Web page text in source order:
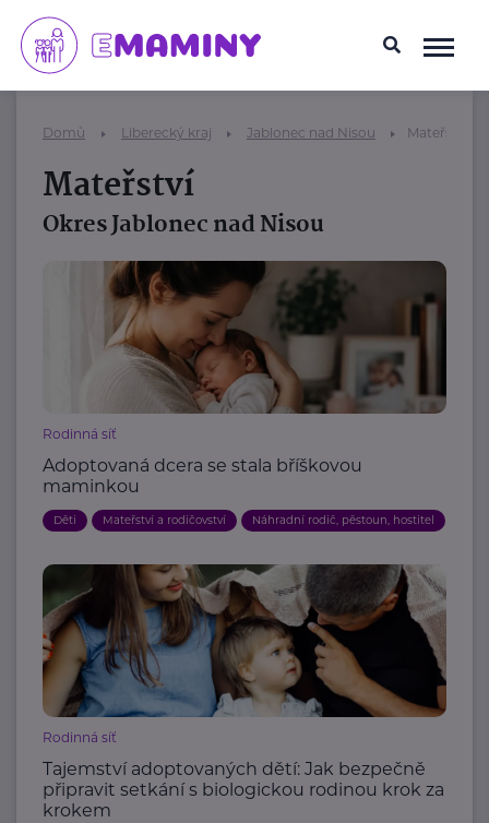
Domů Liberecký kraj Jablonec nad Nisou Mateřství
Mateřství
Okres Jablonec nad Nisou
Rodinná síť
Adoptovaná dcera se stala bříškovou
maminkou
Děti Mateřství a rodičovství Náhradní rodič, pěstoun, hostitel
Rodinná síť
Tajemství adoptovaných dětí: Jak bezpečně
připravit setkání s biologickou rodinou krok za
krokem